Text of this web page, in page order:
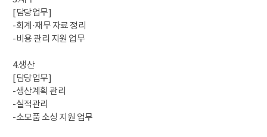
[담당업무]
-회계·재무 자료 정리
-비용 관리 지원 업무
4.생산
[담당업무]
-생산계획 관리
-실적관리
-소모품 소싱 지원 업무